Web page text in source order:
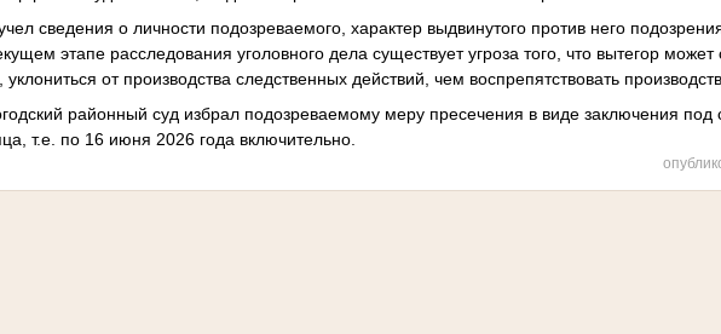
сведения о личности подозреваемого, характер выдвинутого против него
этапе расследования уголовного дела существует угроза того, что вытегор может
уклониться от производства следственных действий, чем воспрепятствовать
районный суд избрал подозреваемому меру пресечения в виде заключения под
т.е. по 16 июня 2026 года включительно.